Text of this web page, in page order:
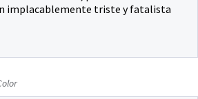
implacablemente triste y fatalista